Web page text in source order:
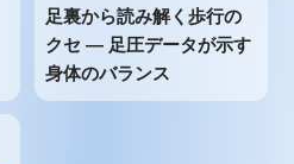
足裏から読み解く歩行の
クセ ― 足圧データが示す
身体のバランス